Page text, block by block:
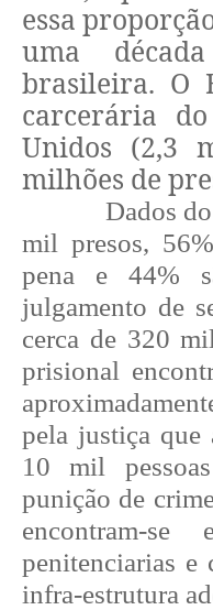
essa
uma
brasileira. O
carcerária
Unidos (2,3
milhões de
Dados
mil presos,
pena e 44%
julgamento de
cerca de 320
prisional
pela justiça que
10 mil
punição de
encontram-
penitenciarias e
infra-estrutura